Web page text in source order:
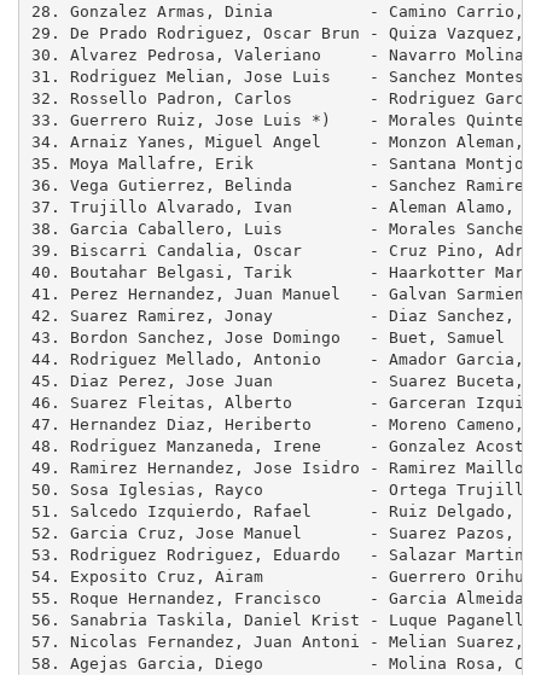
28. Gonzalez Armas, Dinia          - Camino
29. De Prado Rodriguez, Oscar Brun - Quiza
30. Alvarez Pedrosa, Valeriano     - Navarro
31. Rodriguez Melian, Jose Luis    - Sanchez
32. Rossello Padron, Carlos        - Rodriguez
33. Guerrero Ruiz, Jose Luis *)    - Morales
34. Arnaiz Yanes, Miguel Angel     - Monzon
35. Moya Mallafre, Erik            - Santana
36. Vega Gutierrez, Belinda        - Sanchez
37. Trujillo Alvarado, Ivan        - Aleman Alamo,
38. Garcia Caballero, Luis         - Morales
39. Biscarri Candalia, Oscar       - Cruz Pino,
40. Boutahar Belgasi, Tarik        - Haarkotter
41. Perez Hernandez, Juan Manuel   - Galvan
42. Suarez Ramirez, Jonay          - Diaz Sanchez,
43. Bordon Sanchez, Jose Domingo   - Buet,
44. Rodriguez Mellado, Antonio     - Amador
45. Diaz Perez, Jose Juan          - Suarez Buceta,
46. Suarez Fleitas, Alberto        - Garceran
47. Hernandez Diaz, Heriberto      - Moreno
48. Rodriguez Manzaneda, Irene     - Gonzalez
49. Ramirez Hernandez, Jose Isidro - Ramirez
50. Sosa Iglesias, Rayco           - Ortega
51. Salcedo Izquierdo, Rafael      - Ruiz
52. Garcia Cruz, Jose Manuel       - Suarez
53. Rodriguez Rodriguez, Eduardo   - Salazar
54. Exposito Cruz, Airam           - Guerrero
55. Roque Hernandez, Francisco     - Garcia
56. Sanabria Taskila, Daniel Krist - Luque
57. Nicolas Fernandez, Juan Antoni - Melian
58. Agejas Garcia, Diego           - Molina Rosa,